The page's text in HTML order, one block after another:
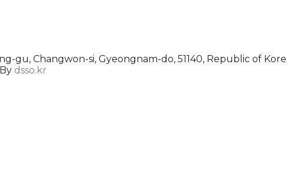
gu, Changwon-si, Gyeongnam-do, 51140, Republic of
dsso.kr